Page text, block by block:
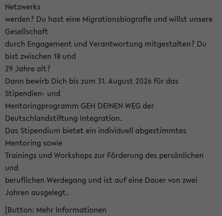
Netzwerks
werden? Du hast eine Migrationsbiografie und willst unsere
Gesellschaft
durch Engagement und Verantwortung mitgestalten? Du
bist zwischen 18 und
29 Jahre alt?
Dann bewirb Dich bis zum 31. August 2026 für das
Stipendien- und
Mentoringprogramm GEH DEINEN WEG der
Deutschlandstiftung Integration.
Das Stipendium bietet ein individuell abgestimmtes
Mentoring sowie
Trainings und Workshops zur Förderung des persönlichen
und
beruflichen Werdegang und ist auf eine Dauer von zwei
Jahren ausgelegt.
[Button: Mehr Informationen